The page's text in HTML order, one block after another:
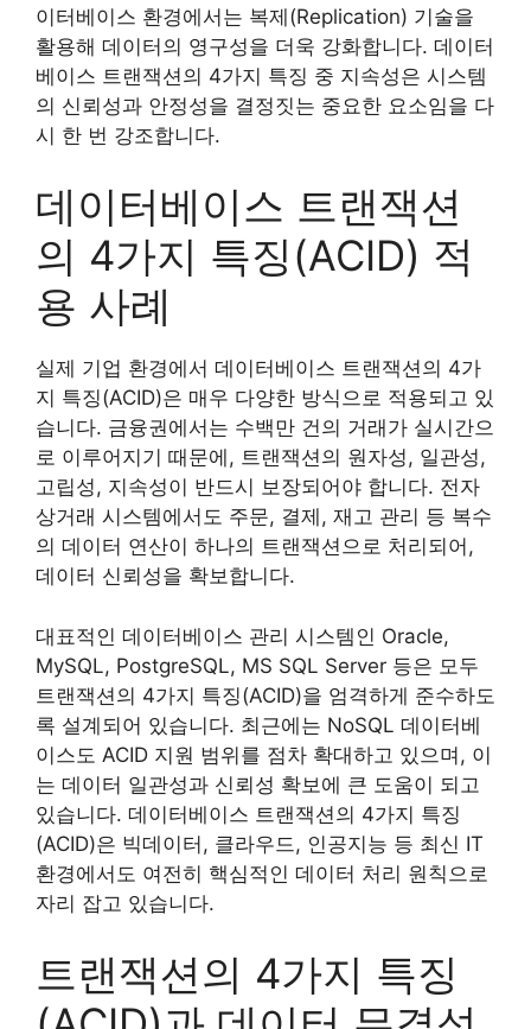
이터베이스 환경에서는 복제(Replication) 기술을
활용해 데이터의 영구성을 더욱 강화합니다. 데이터
베이스 트랜잭션의 4가지 특징 중 지속성은 시스템
의 신뢰성과 안정성을 결정짓는 중요한 요소임을 다
시 한 번 강조합니다.
데이터베이스 트랜잭션
의 4가지 특징(ACID) 적
용 사례
실제 기업 환경에서 데이터베이스 트랜잭션의 4가
지 특징(ACID)은 매우 다양한 방식으로 적용되고 있
습니다. 금융권에서는 수백만 건의 거래가 실시간으
로 이루어지기 때문에, 트랜잭션의 원자성, 일관성,
고립성, 지속성이 반드시 보장되어야 합니다. 전자
상거래 시스템에서도 주문, 결제, 재고 관리 등 복수
의 데이터 연산이 하나의 트랜잭션으로 처리되어,
데이터 신뢰성을 확보합니다.
대표적인 데이터베이스 관리 시스템인 Oracle,
MySQL, PostgreSQL, MS SQL Server 등은 모두
트랜잭션의 4가지 특징(ACID)을 엄격하게 준수하도
록 설계되어 있습니다. 최근에는 NoSQL 데이터베
이스도 ACID 지원 범위를 점차 확대하고 있으며, 이
는 데이터 일관성과 신뢰성 확보에 큰 도움이 되고
있습니다. 데이터베이스 트랜잭션의 4가지 특징
(ACID)은 빅데이터, 클라우드, 인공지능 등 최신 IT
환경에서도 여전히 핵심적인 데이터 처리 원칙으로
자리 잡고 있습니다.
트랜잭션의 4가지 특징